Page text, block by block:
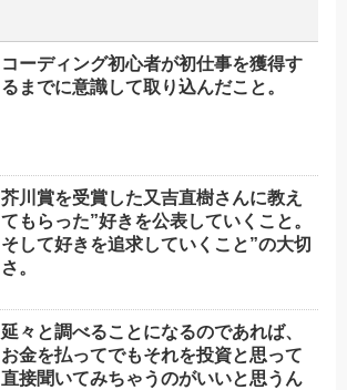
コーディング初心者が初仕事を獲得す
るまでに意識して取り込んだこと。
芥川賞を受賞した又吉直樹さんに教え
てもらった”好きを公表していくこと。
そして好きを追求していくこと”の大切
さ。
延々と調べることになるのであれば、
お金を払ってでもそれを投資と思って
直接聞いてみちゃうのがいいと思うん